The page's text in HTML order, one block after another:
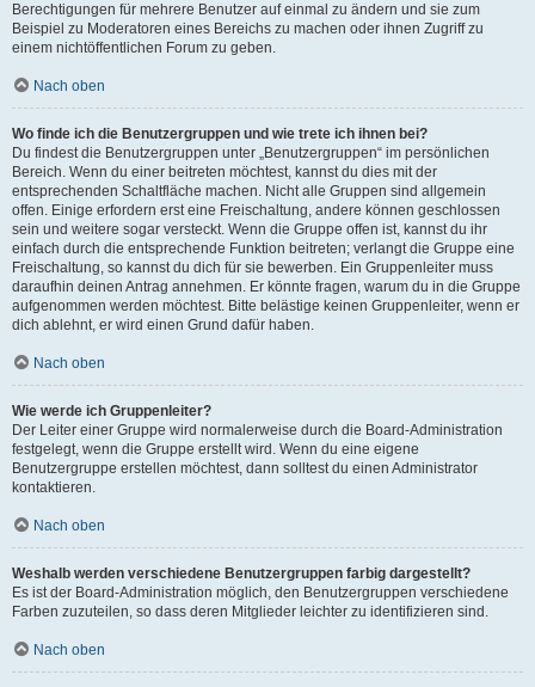
Berechtigungen für mehrere Benutzer auf einmal zu ändern und sie zum
Beispiel zu Moderatoren eines Bereichs zu machen oder ihnen Zugriff zu
einem nichtöffentlichen Forum zu geben.
Nach oben
Wo finde ich die Benutzergruppen und wie trete ich ihnen bei?
Du findest die Benutzergruppen unter „Benutzergruppen“ im persönlichen
Bereich. Wenn du einer beitreten möchtest, kannst du dies mit der
entsprechenden Schaltfläche machen. Nicht alle Gruppen sind allgemein
offen. Einige erfordern erst eine Freischaltung, andere können geschlossen
sein und weitere sogar versteckt. Wenn die Gruppe offen ist, kannst du ihr
einfach durch die entsprechende Funktion beitreten; verlangt die Gruppe eine
Freischaltung, so kannst du dich für sie bewerben. Ein Gruppenleiter muss
daraufhin deinen Antrag annehmen. Er könnte fragen, warum du in die Gruppe
aufgenommen werden möchtest. Bitte belästige keinen Gruppenleiter, wenn er
dich ablehnt, er wird einen Grund dafür haben.
Nach oben
Wie werde ich Gruppenleiter?
Der Leiter einer Gruppe wird normalerweise durch die Board-Administration
festgelegt, wenn die Gruppe erstellt wird. Wenn du eine eigene
Benutzergruppe erstellen möchtest, dann solltest du einen Administrator
kontaktieren.
Nach oben
Weshalb werden verschiedene Benutzergruppen farbig dargestellt?
Es ist der Board-Administration möglich, den Benutzergruppen verschiedene
Farben zuzuteilen, so dass deren Mitglieder leichter zu identifizieren sind.
Nach oben